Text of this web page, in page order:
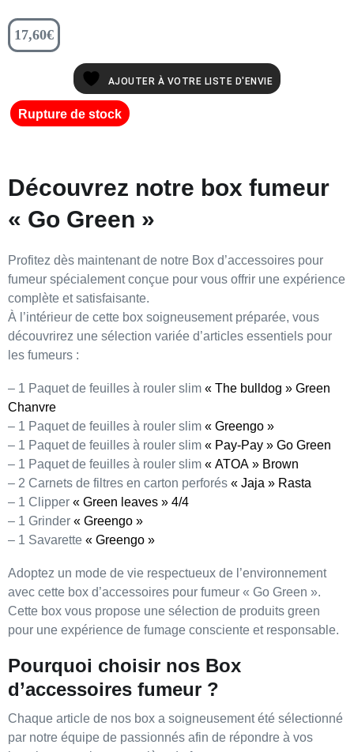
17,60€
AJOUTER À VOTRE LISTE D'ENVIE
Rupture de stock
Découvrez notre box fumeur
« Go Green »
Profitez dès maintenant de notre Box d’accessoires pour
fumeur spécialement conçue pour vous offrir une expérience
complète et satisfaisante.
À l’intérieur de cette box soigneusement préparée, vous
découvrirez une sélection variée d’articles essentiels pour
les fumeurs :
– 1 Paquet de feuilles à rouler slim « The bulldog » Green
Chanvre
– 1 Paquet de feuilles à rouler slim « Greengo »
– 1 Paquet de feuilles à rouler slim « Pay-Pay » Go Green
– 1 Paquet de feuilles à rouler slim « ATOA » Brown
– 2 Carnets de filtres en carton perforés « Jaja » Rasta
– 1 Clipper « Green leaves » 4/4
– 1 Grinder « Greengo »
– 1 Savarette « Greengo »
Adoptez un mode de vie respectueux de l’environnement
avec cette box d’accessoires pour fumeur « Go Green ».
Cette box vous propose une sélection de produits green
pour une expérience de fumage consciente et responsable.
Pourquoi choisir nos Box
d’accessoires fumeur ?
Chaque article de nos box a soigneusement été sélectionné
par notre équipe de passionnés afin de répondre à vos